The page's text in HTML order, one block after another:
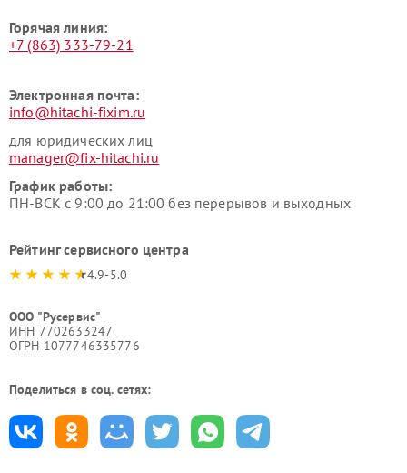
Горячая линия:
+7 (863) 333-79-21
Электронная почта:
info@hitachi-fixim.ru
для юридических лиц
manager@fix-hitachi.ru
График работы:
ПН-ВСК с 9:00 до 21:00 без перерывов и выходных
Рейтинг сервисного центра
4.9-5.0
ООО "Русервис"
ИНН 7702633247
ОГРН 1077746335776
Поделиться в соц. сетях: